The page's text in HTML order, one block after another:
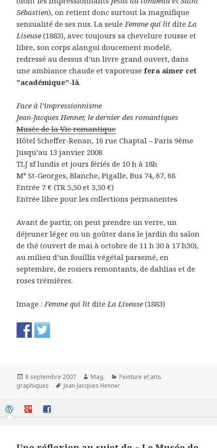
Sébastien), on retient donc surtout la magnifique
sensualité de ses nus. La seuleFemme qui lit diteLa
Liseuse (1883), avec toujours sa chevelure rousse et
libre, son corps alangui doucement modelé,
redressé au dessus d’un livre grand ouvert, dans
une ambiance chaude et vaporeusefera aimer cet
"académique"-là.
Face à l’impressionnisme
Jean-Jacques Henner, le dernier des romantiques
Musée de la Vie romantique
Hôtel Scheffer-Renan, 16 rue Chaptal – Paris 9ème
Jusqu’au 13 janvier 2008
TLJ sf lundis et jours fériés de 10 h à 18h
M° St-Georges, Blanche, Pigalle, Bus 74, 67, 68
Entrée 7 € (TR 5,50 et 3,50 €)
Entrée libre pour les collections permanentes
Avant de partir, on peut prendre un verre, un
déjeuner léger ou un goûter dans le jardin du salon
de thé (ouvert de mai à octobre de 11 h 30 à 17 h30),
au milieu d’un fouillis végétal parsemé, en
septembre, de rosiers remontants, de dahlias et de
roses trémières.
Image :Femme qui lit diteLa Liseuse (1883)
Publié
le
8 septembre 2007 Auteur
Mag. Catégories
Peinture et arts
graphiques
Mots-
Jean-Jacques Henner